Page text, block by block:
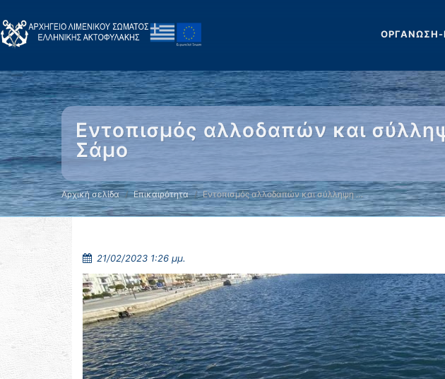
ΟΡΓΑΝΩΣΗ-
Εντοπισμός αλλοδαπών και
Σάμο
Αρχική σελίδα Επικαιρότητα Εντοπισμός αλλοδαπών και σύλληψη …
21/02/2023 1:26 μμ.